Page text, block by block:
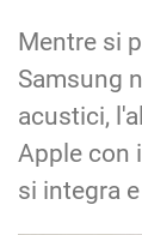
Mentre si
Samsung
acustici,
Apple con
si integra